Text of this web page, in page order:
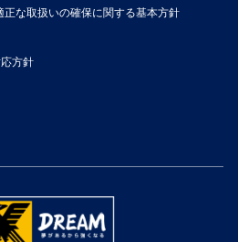
な取扱いの確保に関する基本方針
方針